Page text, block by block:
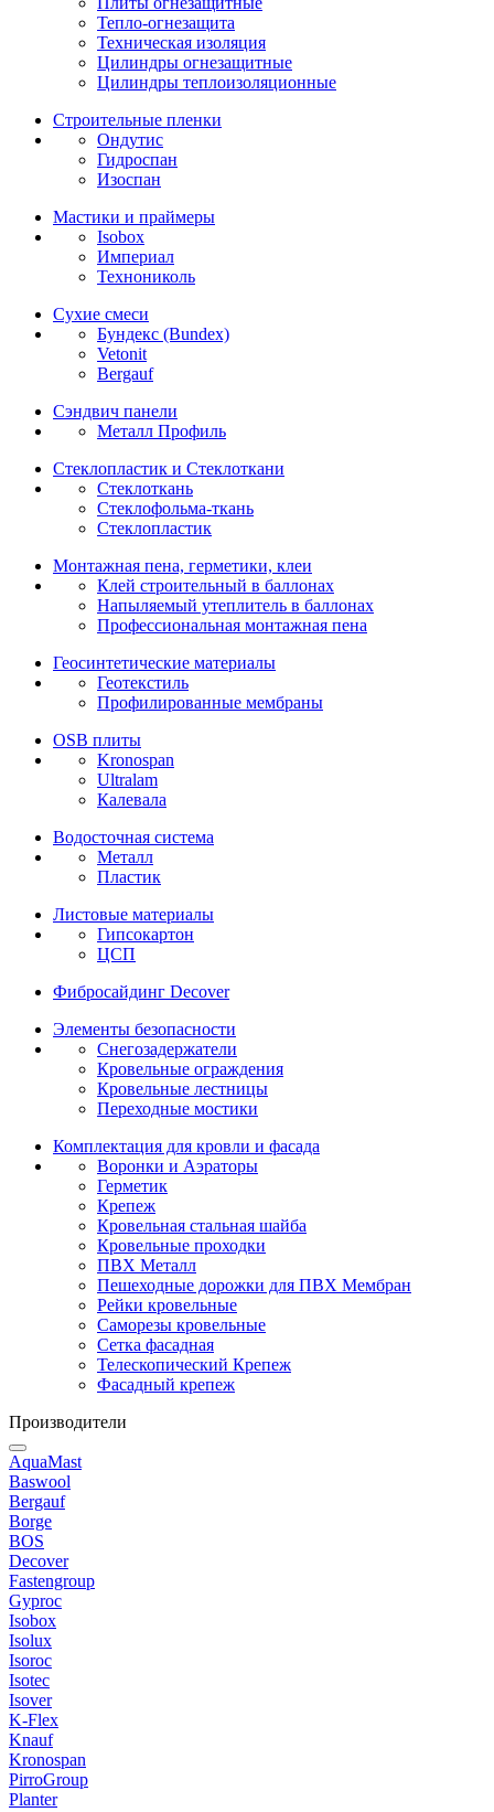
Тепло-огнезащита
Техническая изоляция
Цилиндры огнезащитные
Цилиндры теплоизоляционные
Строительные пленки
Ондутис
Гидроспан
Изоспан
Мастики и праймеры
Isobox
Империал
Технониколь
Сухие смеси
Бундекс (Bundex)
Vetonit
Bergauf
Сэндвич панели
Металл Профиль
Стеклопластик и Стеклоткани
Стеклоткань
Стеклофольма-ткань
Стеклопластик
Монтажная пена, герметики, клеи
Клей строительный в баллонах
Напыляемый утеплитель в баллонах
Профессиональная монтажная пена
Геосинтетические материалы
Геотекстиль
Профилированные мембраны
OSB плиты
Kronospan
Ultralam
Калевала
Водосточная система
Металл
Пластик
Листовые материалы
Гипсокартон
ЦСП
Фибросайдинг Decover
Элементы безопасности
Снегозадержатели
Кровельные ограждения
Кровельные лестницы
Переходные мостики
Комплектация для кровли и фасада
Воронки и Аэраторы
Герметик
Крепеж
Кровельная стальная шайба
Кровельные проходки
ПВХ Металл
Пешеходные дорожки для ПВХ Мембран
Рейки кровельные
Саморезы кровельные
Сетка фасадная
Телескопический Крепеж
Фасадный крепеж
Производители
AquaMast
Baswool
Bergauf
Borge
BOS
Decover
Fastengroup
Gyproc
Isobox
Isolux
Isoroc
Isotec
Isover
K-Flex
Knauf
Kronospan
PirroGroup
Planter